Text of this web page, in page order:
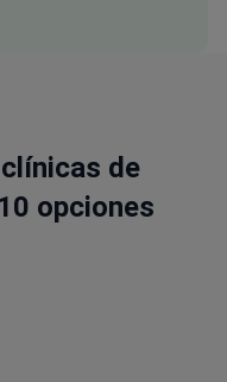
de
opciones